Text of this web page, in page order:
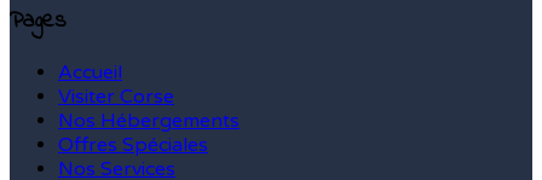
Pages
Accueil
Visiter Corse
Nos Hébergements
Offres Spéciales
Nos Services